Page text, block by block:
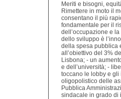
Meriti e bisogni,
Rimettere in moto il
consentano il più
fondamentale per il
dell’occupazione e
dello sviluppo è
della spesa pubblica
all’obiettivo del 3%
Lisbona; - un
e dell’università; -
toccano le lobby e
oligopolistico delle
Pubblica
sindacale in grado di